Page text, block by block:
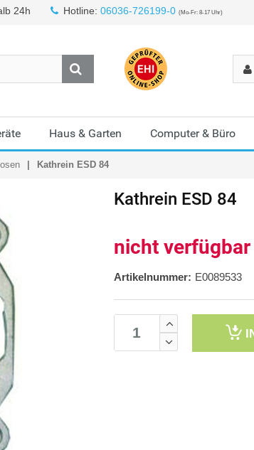
24h Hotline: 06036-726199-0 (Mo-Fr: 8-17 Uhr)
Haus & Garten Computer & Büro
Kathrein ESD 84
Kathrein ESD 84
nicht verfügbar
Artikelnummer: E0089533